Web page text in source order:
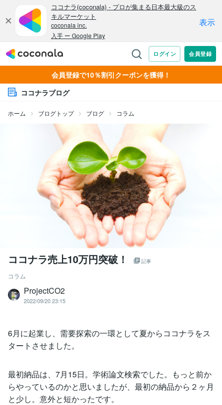
会員登録で10％割引クーポンを獲得！
ココナラブログ
ホーム ブログトップ ブログ コラム
ココナラ売上10万円突破！ 記事
コラム
ProjectCO2
2022/09/20 23:15
6月に起業し、需要探索の一環として夏からココナラをス
タートさせました。
最初納品は、7月15日。学術論文検索でした。もっと前か
らやっているのかと思いましたが、最初の納品から２ヶ月
と少し。意外と短かったです。